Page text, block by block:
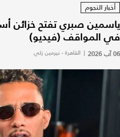
أخبار النجوم
ياسمين صبري تفتح خزائن
في المواقف (فيديو)
06 آب 2026 | القاهرة - نيرمين زكي